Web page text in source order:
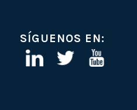
SÍGUENOS EN: